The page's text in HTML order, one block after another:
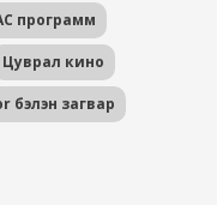
программ
Цуврал кино
бэлэн загвар